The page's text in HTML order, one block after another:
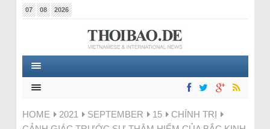
07 08 2026
HOME 2021 SEPTEMBER 15
CHÍNH TRỊ